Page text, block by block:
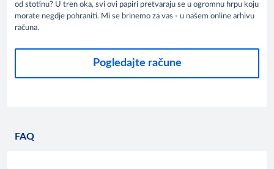
od stotinu? U tren oka, svi ovi papiri pretvaraju se u ogromnu hrpu koju
morate negdje pohraniti. Mi se brinemo za vas - u našem online arhivu
računa.
Pogledajte račune
FAQ